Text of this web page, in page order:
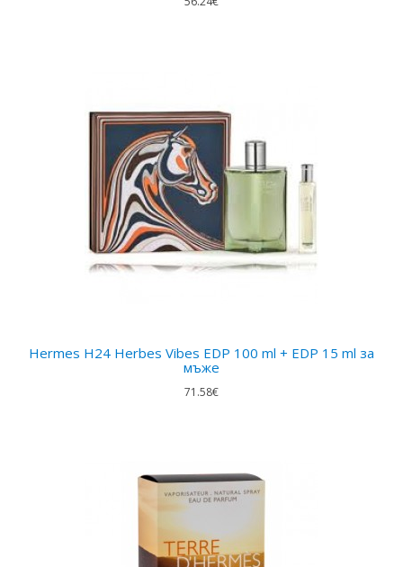
Hermes H24 Herbes Vibes EDP 100 ml + EDP 15 ml за
мъже
71.58€